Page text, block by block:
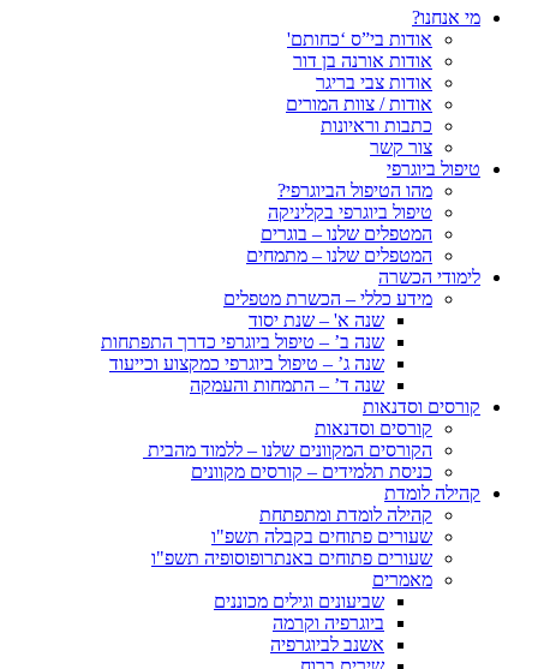
מי אנחנו?
אודות בי”ס ‘כחותם'
אודות אורנה בן דור
אודות צבי בריגר
אודות / צוות המורים
כתבות וראיונות
צור קשר
טיפול ביוגרפי
מהו הטיפול הביוגרפי?
טיפול ביוגרפי בקליניקה
המטפלים שלנו – בוגרים
המטפלים שלנו – מתמחים
לימודי הכשרה
מידע כללי – הכשרת מטפלים
שנה א' – שנת יסוד
שנה ב’ – טיפול ביוגרפי כדרך התפתחות
שנה ג’ – טיפול ביוגרפי כמקצוע וכייעוד
שנה ד’ – התמחות והעמקה
קורסים וסדנאות
קורסים וסדנאות
הקורסים המקוונים שלנו – ללמוד מהבית
כניסת תלמידים – קורסים מקוונים
קהילה לומדת
קהילה לומדת ומתפתחת
שעורים פתוחים בקבלה תשפ"ו
שעורים פתוחים באנתרופוסופיה תשפ"ו
מאמרים
שביעונים וגילים מכוננים
ביוגרפיה וקרמה
אשנב לביוגרפיה